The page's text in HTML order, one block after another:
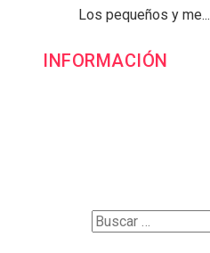
Los pequeños y me...
INFORMACIÓN